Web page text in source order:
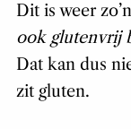
Dit is weer
ook glutenvrij
Dat kan dus
zit gluten.